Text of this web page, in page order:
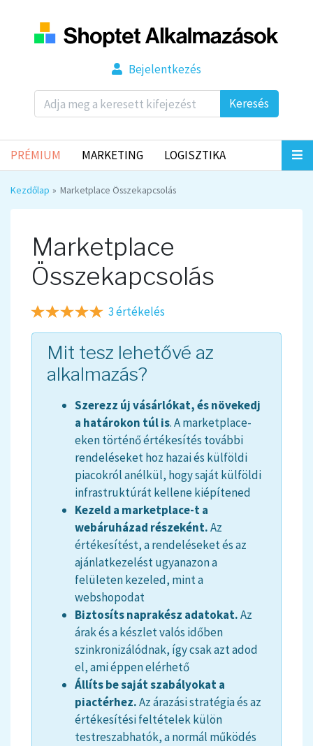
Keresés
Bejelentkezés
PRÉMIUM MARKETING LOGISZTIKA
Kezdőlap Marketplace Összekapcsolás
Marketplace
Összekapcsolás
3 értékelés
Mit tesz lehetővé az
alkalmazás?
Szerezz új vásárlókat, és növekedj
a határokon túl is. A marketplace-
eken történő értékesítés további
rendeléseket hoz hazai és külföldi
piacokról anélkül, hogy saját külföldi
infrastruktúrát kellene kiépítened
Kezeld a marketplace-t a
webáruházad részeként.Az
értékesítést, a rendeléseket és az
ajánlatkezelést ugyanazon a
felületen kezeled, mint a
webshopodat
Biztosíts naprakész adatokat.Az
árak és a készlet valós időben
szinkronizálódnak, így csak azt adod
el, ami éppen elérhető
Állíts be saját szabályokat a
piactérhez.Az árazási stratégia és az
értékesítési feltételek külön
testreszabhatók, a normál működés